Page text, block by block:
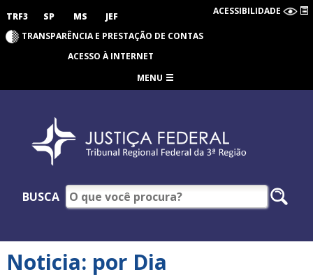
TRF3 SP MS JEF ACESSIBILIDADE
TRANSPARÊNCIA E PRESTAÇÃO DE CONTAS
ACESSO À INTERNET
MENU
BUSCA
Noticia: por Dia